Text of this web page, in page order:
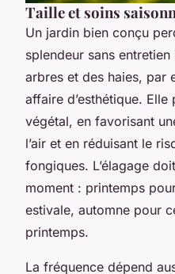
Taille et soins
Un jardin bien conçu
splendeur sans
arbres et des haies, par
affaire d’esthétique.
végétal, en favorisant
l’air et en réduisant le
fongiques. L’élagage
moment : printemps
estivale, automne pour
printemps.
La fréquence dépend